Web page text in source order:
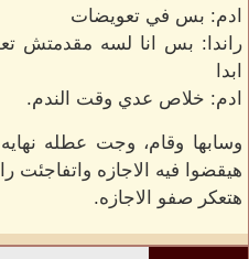
ادم: بس في تعويضات
راندا: بس انا لسه مقدمتش
ابدا
ادم: خلاص عدي وقت الندم.
وسابها وقام، وجت عطله
هيقضوا فيه الاجازه واتفاجئت
هتعكر صفو الاجازه.